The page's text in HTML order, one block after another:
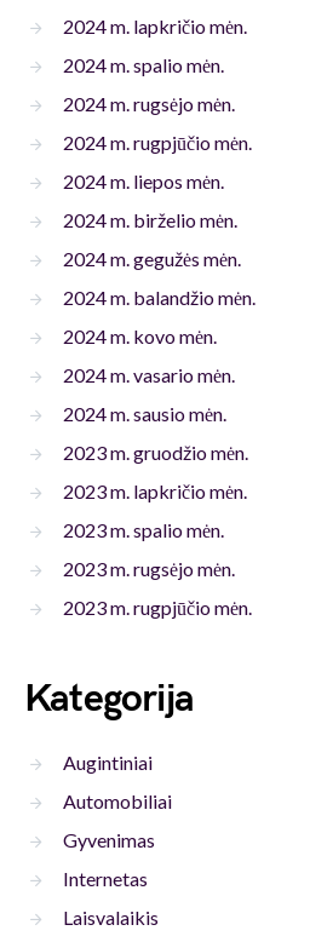
2024 m. lapkričio mėn.
2024 m. spalio mėn.
2024 m. rugsėjo mėn.
2024 m. rugpjūčio mėn.
2024 m. liepos mėn.
2024 m. birželio mėn.
2024 m. gegužės mėn.
2024 m. balandžio mėn.
2024 m. kovo mėn.
2024 m. vasario mėn.
2024 m. sausio mėn.
2023 m. gruodžio mėn.
2023 m. lapkričio mėn.
2023 m. spalio mėn.
2023 m. rugsėjo mėn.
2023 m. rugpjūčio mėn.
Kategorija
Augintiniai
Automobiliai
Gyvenimas
Internetas
Laisvalaikis